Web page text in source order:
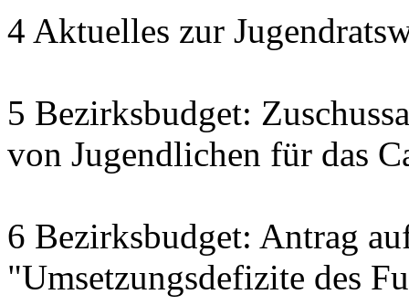
4 Aktuelles zur
5 Bezirksbudget:
von Jugendlichen für das
6 Bezirksbudget: Antrag
"Umsetzungsdefizite des